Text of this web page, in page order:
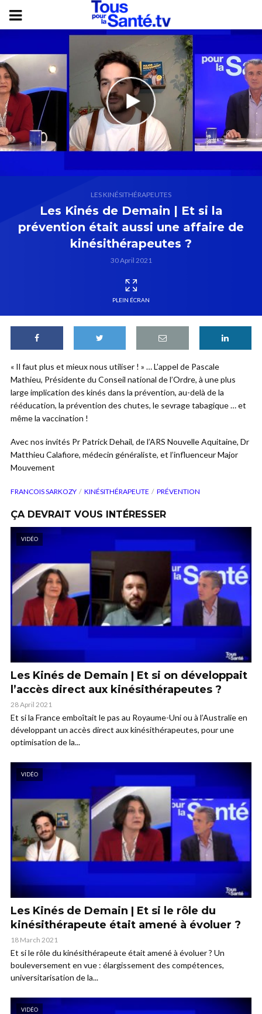
LES KINÉSITHÉRAPEUTES
Les Kinés de Demain | Et si la
prévention était aussi une affaire de
kinésithérapeutes ?
30 April 2021
PLEIN ÉCRAN
« Il faut plus et mieux nous utiliser ! » … L’appel de Pascale
Mathieu, Présidente du Conseil national de l’Ordre, à une plus
large implication des kinés dans la prévention, au-delà de la
rééducation, la prévention des chutes, le sevrage tabagique … et
même la vaccination !
Avec nos invités Pr Patrick Dehail, de l’ARS Nouvelle Aquitaine, Dr
Matthieu Calafiore, médecin généraliste, et l’influenceur Major
Mouvement
FRANCOIS SARKOZY KINÉSITHÉRAPEUTE PRÉVENTION
ÇA DEVRAIT VOUS INTÉRESSER
VIDÉO
Les Kinés de Demain | Et si on développait
l’accès direct aux kinésithérapeutes ?
28 April 2021
Et si la France emboîtait le pas au Royaume-Uni ou à l’Australie en
développant un accès direct aux kinésithérapeutes, pour une
optimisation de la...
VIDÉO
Les Kinés de Demain | Et si le rôle du
kinésithérapeute était amené à évoluer ?
18 March 2021
Et si le rôle du kinésithérapeute était amené à évoluer ? Un
bouleversement en vue : élargissement des compétences,
universitarisation de la...
VIDÉO